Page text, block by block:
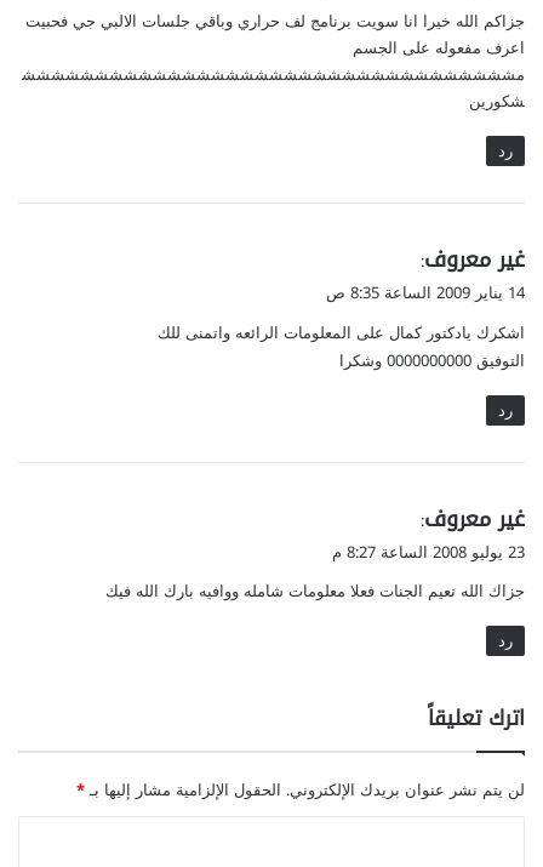
ل
جزاكم الله خيرا انا سويت برنامج لف حراري وباقي جلسات الالبي جي فحبيت
اعرف مفعوله على الجسم
مشششششششششششششششششششششششششششششششششش
شكورين
رد
ي
ق
ل
غير معروف:
14 يناير 2009 الساعة 8:35 ص
اشكرك يادكتور كمال على المعلومات الرائعه واتمنى للك
التوفيق 0000000000 وشكرا
رد
ي
ق
ل
غير معروف:
23 يوليو 2008 الساعة 8:27 م
جزاك الله نعيم الجنات فعلا معلومات شامله ووافيه بارك الله فيك
رد
اترك تعليقاً
لن يتم نشر عنوان بريدك الإلكتروني. الحقول الإلزامية مشار إليها بـ*